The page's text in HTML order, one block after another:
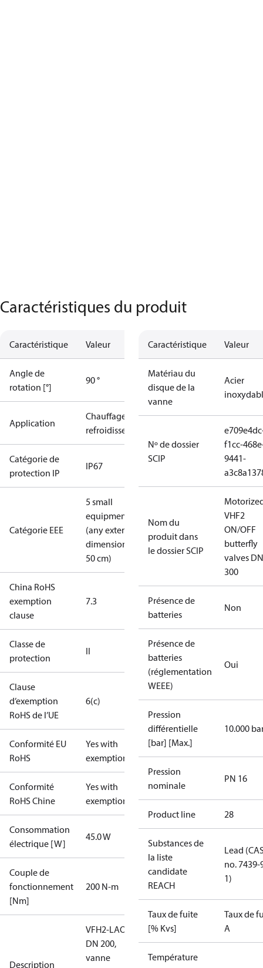
Caractéristiques du produit
Caractéristique Valeur
Angle de
rotation [°]
90 °
Application
Chauffage et
refroidissement
Catégorie de
protection IP
IP67
Catégorie EEE
5 small
equipment
(any external
dimension <
50 cm)
China RoHS
exemption
clause
7.3
Classe de
protection
II
Clause
d’exemption
RoHS de l’UE
6(c)
Conformité EU
RoHS
Yes with
exemptions
Conformité
RoHS Chine
Yes with
exemptions
Consommation
électrique [W]
45.0 W
Couple de
fonctionnement
[Nm]
200 N-m
Description
VFH2‑LAO
DN 200,
vanne
Caractéristique Valeur
Matériau du
disque de la
vanne
Acier
Nº de dossier
SCIP
f1cc-
9441-
Nom du
produit dans
le dossier SCIP
VHF2
ON/OFF
butterfly
valves
300
Présence de
batteries
Non
Présence de
batteries
(réglementation
WEEE)
Oui
Pression
différentielle
[bar] [Max.]
10.000
Pression
nominale
PN 16
Product line 28
Substances de
la liste
candidate
REACH
Lead
no. 7439-
1)
Taux de fuite
[% Kvs]
Taux de
A
Température